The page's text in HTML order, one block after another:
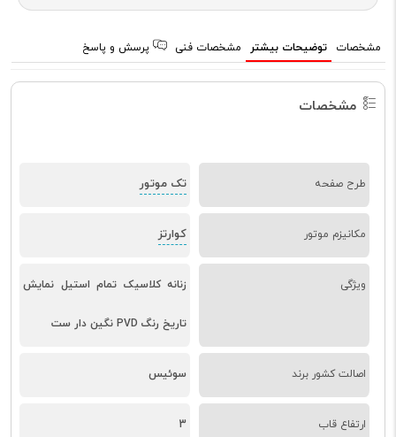
مشخصات توضیحات بیشتر مشخصات فنی پرسش و پاسخ
مشخصات
طرح صفحه تک موتور
مکانیزم موتور کوارتز
ویژگی زنانه کلاسیک تمام استیل نمایش
تاریخ رنگ PVD نگین دار ست
اصالت کشور برند سوئیس
ارتفاع قاب 3